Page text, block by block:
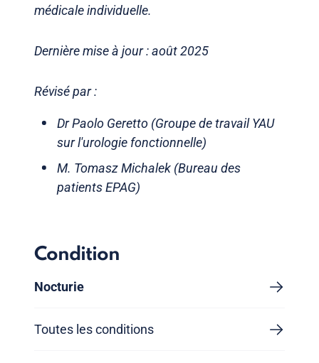
médicale individuelle.
Dernière mise à jour : août 2025
Révisé par :
Dr Paolo Geretto (Groupe de travail YAU
sur l'urologie fonctionnelle)
M. Tomasz Michalek (Bureau des
patients EPAG)
Condition
Nocturie
Toutes les conditions